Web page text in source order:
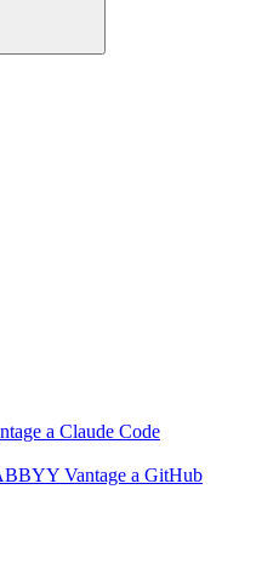
a Claude Code
Vantage a GitHub